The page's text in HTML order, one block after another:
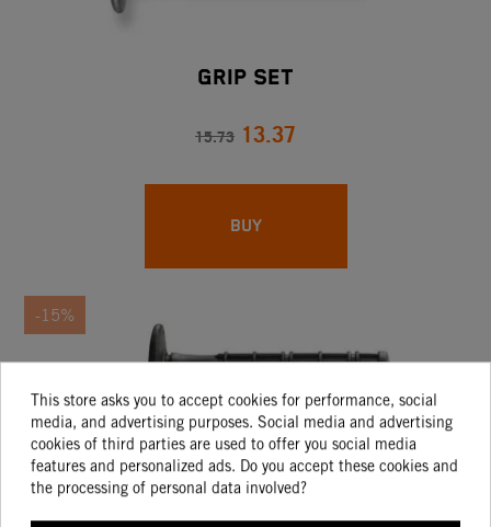
Grip Set
15.73 13.37
BUY
-15%
This store asks you to accept cookies for performance, social
media, and advertising purposes. Social media and advertising
cookies of third parties are used to offer you social media
features and personalized ads. Do you accept these cookies and
the processing of personal data involved?